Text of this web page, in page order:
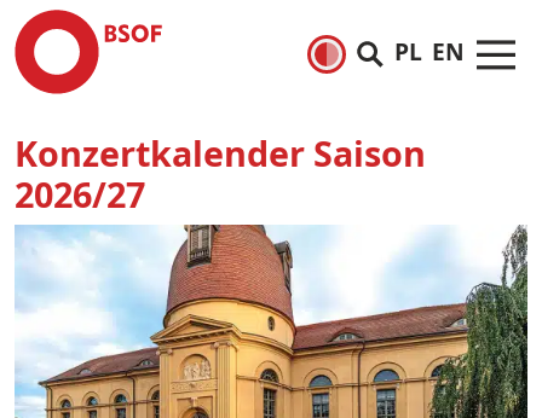
PL EN
Konzertkalender Saison
2026/27